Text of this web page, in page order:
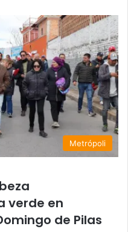
Metrópoli
verde en
de Pilas